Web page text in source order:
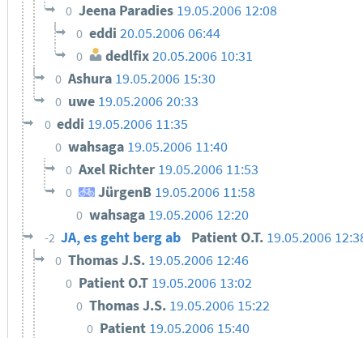
0 Jeena Paradies 19.05.2006 12:08
0 eddi20.05.2006 06:44
0 dedlfix20.05.2006 10:31
0 Ashura 19.05.2006 15:30
0 uwe 19.05.2006 20:33
0 eddi 19.05.2006 11:35
0 wahsaga 19.05.2006 11:40
0 Axel Richter 19.05.2006 11:53
0 JürgenB 19.05.2006 11:58
0 wahsaga 19.05.2006 12:20
-2 JA, es geht berg ab Patient O.T. 19.05.2006
0 Thomas J.S. 19.05.2006 12:46
0 Patient O.T 19.05.2006 13:02
0 Thomas J.S. 19.05.2006 15:22
0 Patient 19.05.2006 15:40